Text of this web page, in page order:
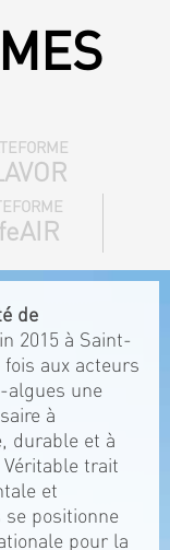
de
2015 à Saint-
aux acteurs
algues une
à
durable et à
trait
et
positionne
pour la